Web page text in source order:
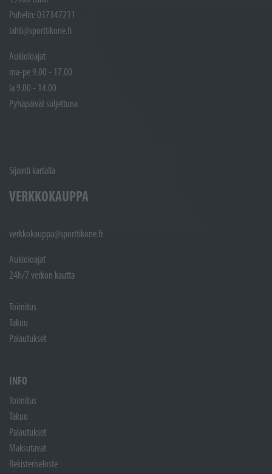
Puhelin: 037347211
lahti@sporttikone.fi
Aukioloajat
ma-pe 9.00 - 17.00
la 9.00 - 14.00
Pyhäpäivät suljettuna
Sijainti kartalla
VERKKOKAUPPA
verkkokauppa@sporttikone.fi
Aukioloajat
24h/7 verkon kautta
Toimitus
Takuu
Palautukset
INFO
Toimitus
Takuu
Palautukset
Maksutavat
Rekisteriseloste